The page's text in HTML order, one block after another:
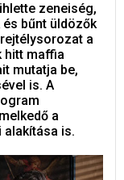
zeneiség,
bűnt üldözők
a
hitt maffia
mutatja be,
is. A
a
alakítása is.